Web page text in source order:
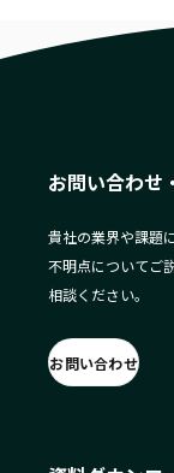
お問い合わせ
貴社の業界や課題
不明点についてご
相談ください。
お問い合わせ